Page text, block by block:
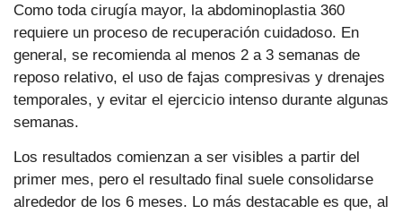
Como toda cirugía mayor, la abdominoplastia 360
requiere un proceso de recuperación cuidadoso. En
general, se recomienda al menos 2 a 3 semanas de
reposo relativo, el uso de fajas compresivas y drenajes
temporales, y evitar el ejercicio intenso durante algunas
semanas.
Los resultados comienzan a ser visibles a partir del
primer mes, pero el resultado final suele consolidarse
alrededor de los 6 meses. Lo más destacable es que, al